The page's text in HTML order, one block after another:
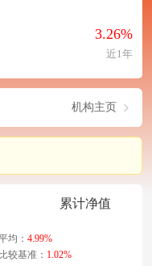
3.26%
近1年
机构主页
累计净值
均： 4.99%
较基准： 1.02%